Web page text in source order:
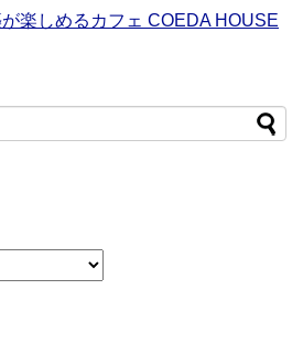
が楽しめるカフェ COEDA HOUSE